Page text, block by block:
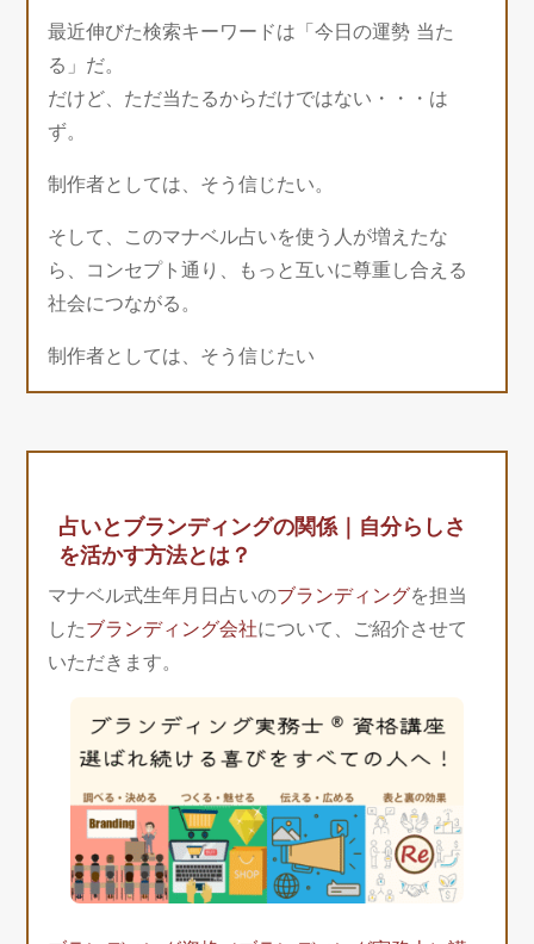
最近伸びた検索キーワードは「今日の運勢 当た
る」だ。
だけど、ただ当たるからだけではない・・・は
ず。
制作者としては、そう信じたい。
そして、このマナベル占いを使う人が増えたな
ら、コンセプト通り、もっと互いに尊重し合える
社会につながる。
制作者としては、そう信じたい
占いとブランディングの関係｜自分らしさ
を活かす方法とは？
マナベル式生年月日占いのブランディングを担当
したブランディング会社について、ご紹介させて
いただきます。